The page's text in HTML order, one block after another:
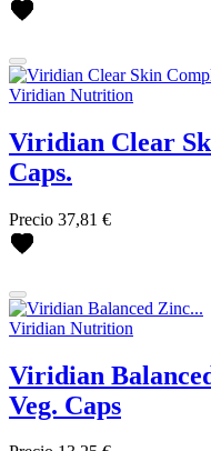
Distintivos
Ecológico
Vegano
más... menos
Contenido
más... menos
Cantidad
120 ud
Viridian Nutrition
Viridian Clear
Caps.
Precio 37,81 €
Viridian Nutrition
Viridian
Veg. Caps